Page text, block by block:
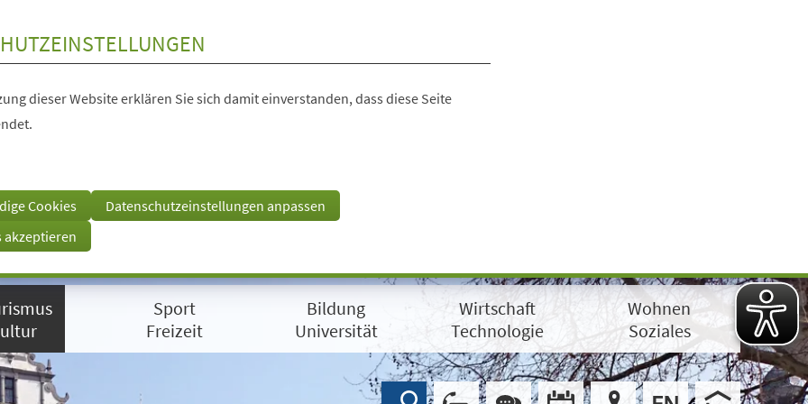
dieser Website erklären Sie sich damit einverstanden, dass diese Seite
Cookies
Datenschutzeinstellungen anpassen
akzeptieren
Sport
Freizeit
Bildung
Universität
Wirtschaft
Technologie
Wohnen
Soziales